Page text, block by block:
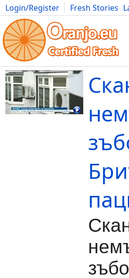
Login/Register Fresh Stories
Movies Anime Music Art Cars